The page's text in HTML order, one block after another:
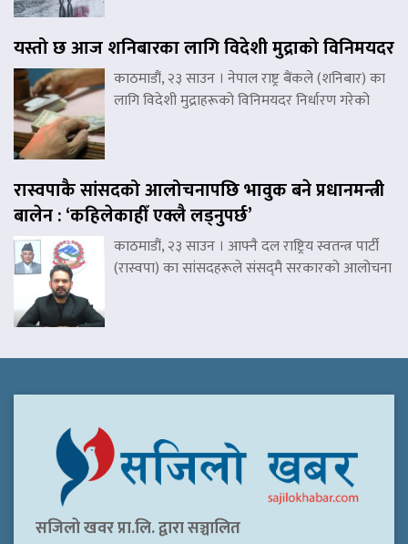
यस्तो छ आज शनिबारका लागि विदेशी मुद्राको विनिमयदर
काठमाडौं, २३ साउन । नेपाल राष्ट्र बैंकले (शनिबार) का
लागि विदेशी मुद्राहरूको विनिमयदर निर्धारण गरेको
रास्वपाकै सांसदको आलोचनापछि भावुक बने प्रधानमन्त्री
बालेन : ‘कहिलेकाहीँ एक्लै लड्नुपर्छ’
काठमाडौं, २३ साउन । आफ्नै दल राष्ट्रिय स्वतन्त्र पार्टी
(रास्वपा) का सांसदहरूले संसद्‌मै सरकारको आलोचना
सजिलो खवर प्रा.लि. द्वारा सञ्चालित